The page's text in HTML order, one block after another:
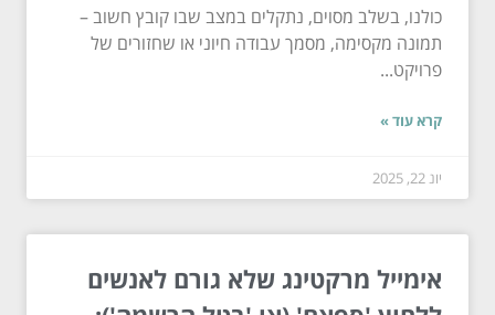
כולנו, בשלב מסוים, נתקלים במצב שבו קובץ חשוב –
תמונה מקסימה, מסמך עבודה חיוני או שחזורים של
פרויקט...
קרא עוד »
יונ 22, 2025
אימייל מרקטינג שלא גורם לאנשים